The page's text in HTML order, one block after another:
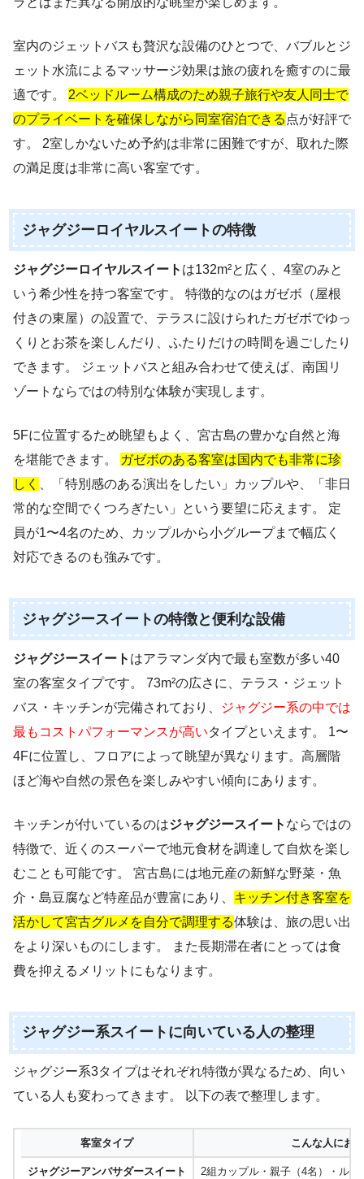
室内のジェットバスも贅沢な設備のひとつで、バブルとジ
ェット水流によるマッサージ効果は旅の疲れを癒すのに最
適です。 2ベッドルーム構成のため親子旅行や友人同士で
のプライベートを確保しながら同室宿泊できる 点が好評で
す。 2室しかないため予約は非常に困難ですが、取れた際
の満足度は非常に高い客室です。
ジャグジーロイヤルスイートの特徴
ジャグジーロイヤルスイート は132m²と広く、4室のみと
いう希少性を持つ客室です。 特徴的なのはガゼボ（屋根
付きの東屋）の設置で、テラスに設けられたガゼボでゆっ
くりとお茶を楽しんだり、ふたりだけの時間を過ごしたり
できます。 ジェットバスと組み合わせて使えば、南国リ
ゾートならではの特別な体験が実現します。
5Fに位置するため眺望もよく、宮古島の豊かな自然と海
を堪能できます。
ガゼボのある客室は国内でも非常に珍
しく
、「特別感のある演出をしたい」カップルや、「非日
常的な空間でくつろぎたい」という要望に応えます。 定
員が1〜4名のため、カップルから小グループまで幅広く
対応できるのも強みです。
ジャグジースイートの特徴と便利な設備
ジャグジースイート はアラマンダ内で最も室数が多い40
室の客室タイプです。 73m²の広さに、テラス・ジェット
バス・キッチンが完備されており、
ジャグジー系の中では
最もコストパフォーマンスが高いタイプといえます。 1〜
4Fに位置し、フロアによって眺望が異なります。高層階
ほど海や自然の景色を楽しみやすい傾向にあります。
キッチンが付いているのはジャグジースイート ならではの
特徴で、近くのスーパーで地元食材を調達して自炊を楽し
むことも可能です。 宮古島には地元産の新鮮な野菜・魚
介・島豆腐など特産品が豊富にあり、 キッチン付き客室を
活かして宮古グルメを自分で調理する体験は、旅の思い出
をより深いものにします。 また長期滞在者にとっては食
費を抑えるメリットにもなります。
ジャグジー系スイートに向いている人の整理
ジャグジー系3タイプはそれぞれ特徴が異なるため、向い
ている人も変わってきます。 以下の表で整理します。
客室タイプ こんな人にお
ジャグジーアンバサダースイート 2組カップル・親子（4名）・ル